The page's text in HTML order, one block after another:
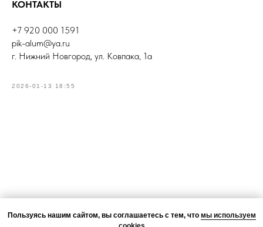
КОНТАКТЫ
+7 920 000 1591
pik-alum@ya.ru
г. Нижний Новгород, ул. Ковпака, 1а
2026-01-13 18:55
Пользуясь нашим сайтом, вы соглашаетесь с тем, что мы используем